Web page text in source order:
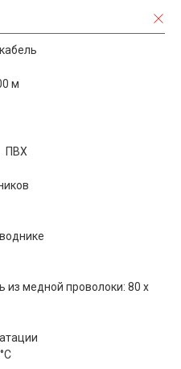
м
ПВХ
медной проволоки: 80 x